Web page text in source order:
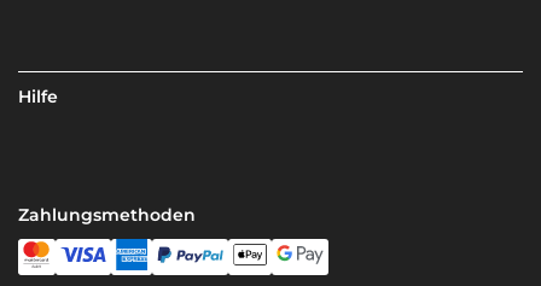
Hilfe
Zahlungsmethoden